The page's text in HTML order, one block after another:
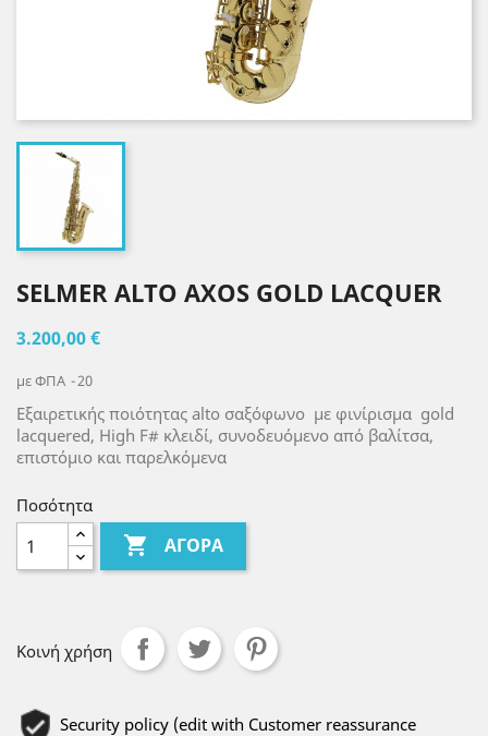
SELMER ΑLTO AXOS GOLD LACQUER
3.200,00 €
με ΦΠΑ 20
Εξαιρετικής ποιότητας alto σαξόφωνο με φινίρισμα gold
lacquered, High F# κλειδί, συνοδευόμενο από βαλίτσα,
επιστόμιο και παρελκόμενα
Ποσότητα
 ΑΓΟΡΆ
Κοινή χρήση
Security policy (edit with Customer reassurance